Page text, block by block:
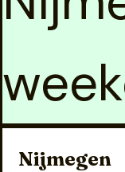
Nijmegen